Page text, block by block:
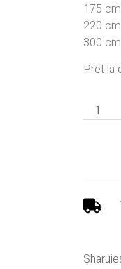
175 cm
220 cm
300 cm
Pret la